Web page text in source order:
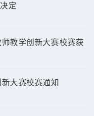
定
教学创新大赛校赛获
大赛校赛通知